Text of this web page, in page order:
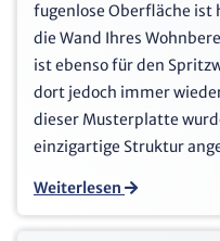
fugenlose Oberfläche ist
die Wand Ihres
ist ebenso für den
dort jedoch immer
dieser Musterplatte
einzigartige Struktur
Weiterlesen